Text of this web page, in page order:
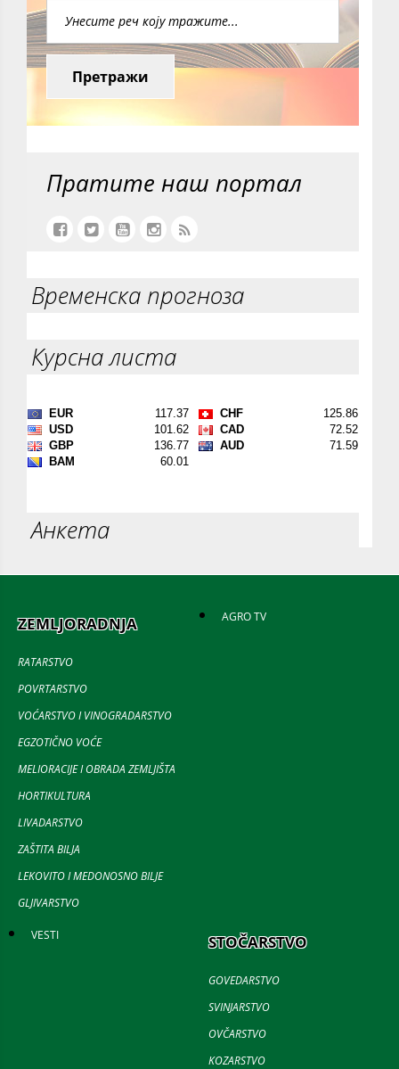
Претражи
Пратите наш портал
Временска прогноза
Курсна листа
Анкета
ZEMLJORADNJA
RATARSTVO
POVRTARSTVO
VOĆARSTVO I VINOGRADARSTVO
EGZOTIČNO VOĆE
MELIORACIJE I OBRADA ZEMLJIŠTA
HORTIKULTURA
LIVADARSTVO
ZAŠTITA BILJA
LEKOVITO I MEDONOSNO BILJE
GLJIVARSTVO
AGRO TV
VESTI STOČARSTVO
GOVEDARSTVO
SVINJARSTVO
OVČARSTVO
KOZARSTVO